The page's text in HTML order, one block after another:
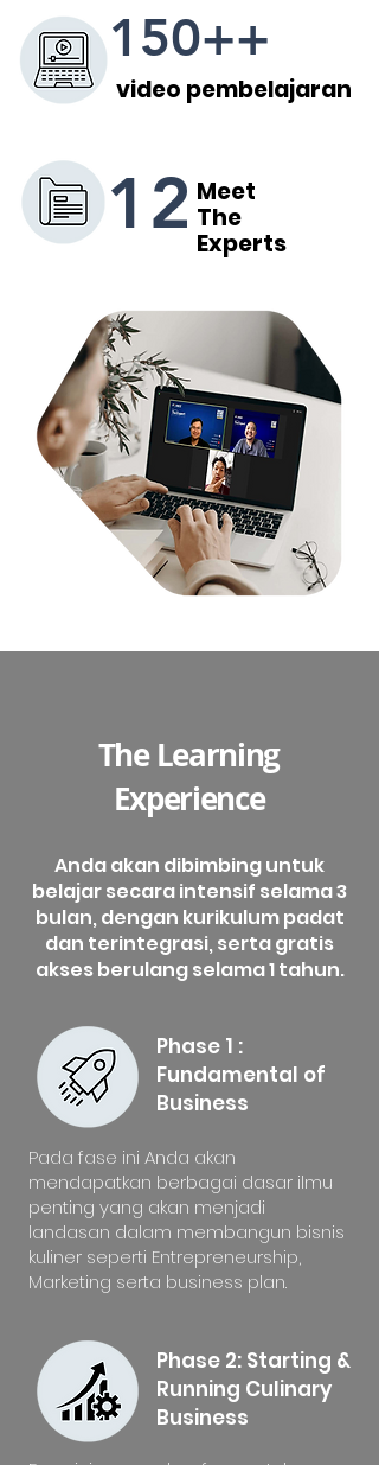
150++
video pembelajaran
12 Meet
The
Experts
The Learning
Experience
Anda akan dibimbing untuk
belajar secara intensif selama 3
bulan, dengan kurikulum padat
dan terintegrasi, serta gratis
akses berulang selama 1 tahun.
Phase 1 :
Fundamental of
Business
Pada fase ini Anda akan
mendapatkan berbagai dasar ilmu
penting yang akan menjadi
landasan dalam membangun bisnis
kuliner seperti Entrepreneurship,
Marketing serta business plan.
Phase 2: Starting &
Running Culinary
Business